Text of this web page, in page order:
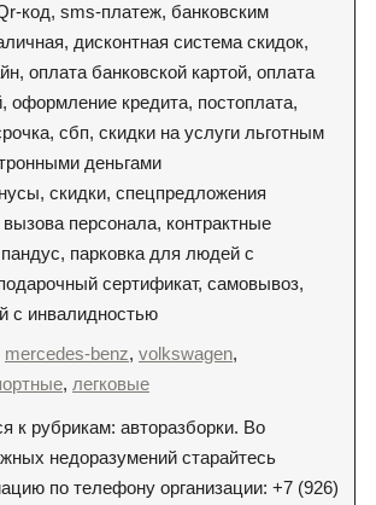
код, sms-платеж, банковским
дисконтная система скидок,
оплата банковской картой, оплата
оформление кредита, постоплата,
сбп, скидки на услуги льготным
деньгами
скидки, спецпредложения
персонала, контрактные
парковка для людей с
сертификат, самовывоз,
с инвалидностью
mercedes-benz, volkswagen,
, легковые
к рубрикам: авторазборки. Во
недоразумений старайтесь
по телефону организации: +7 (926)